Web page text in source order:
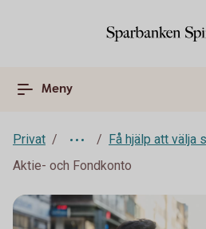
Meny
Privat
Få hjälp att välja
Aktie- och Fondkonto